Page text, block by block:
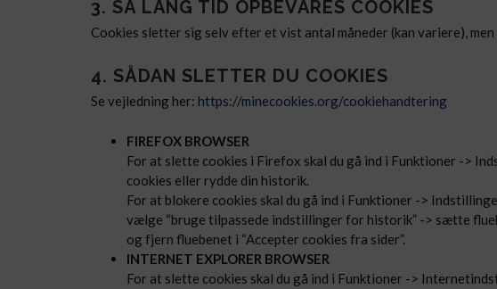
3. SÅ LANG TID OPBEVARES COOKIES
Cookies sletter sig selv efter et vist antal måneder (kan variere),
4. SÅDAN SLETTER DU COOKIES
Se vejledning her: https://minecookies.org/cookiehandtering
FIREFOX BROWSER
For at slette cookies i Firefox skal du gå ind i Funktioner ->
cookies eller rydde din historik.
For at blokere cookies skal du gå ind i Funktioner ->
vælge “bruge tilpassede indstillinger for historik” -> sætte
og fjern fluebenet i “Accepter cookies fra sider”.
INTERNET EXPLORER BROWSER
For at slette cookies skal du gå ind i Funktioner ->